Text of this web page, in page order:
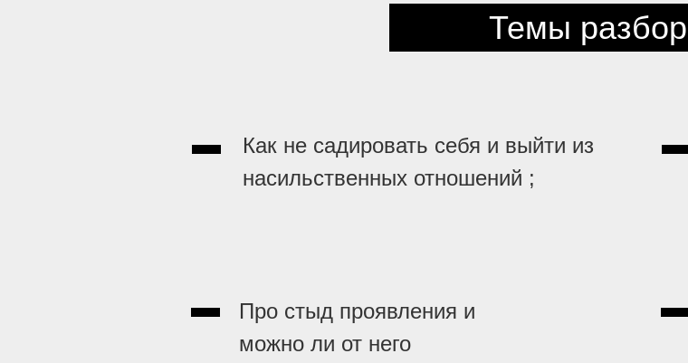
Темы
Про стыд проявления и
можно ли от него
Как не садировать себя и выйти из
насильственных отношений ;